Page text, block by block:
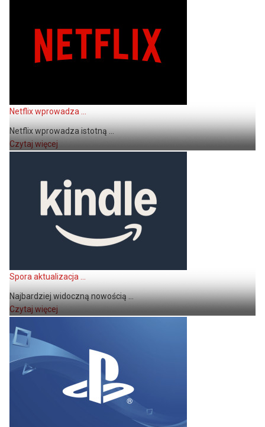
Netflix wprowadza ...
Netflix wprowadza istotną ...
Czytaj więcej
Spora aktualizacja ...
Najbardziej widoczną nowością ...
Czytaj więcej